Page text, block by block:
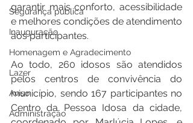
Segurança pública
Inauguração
Homenagem e Agradecimento
Lazer
Aviso
Administração
garantir mais conforto, acessibilidade
e melhores condições de atendimento
aos participantes.
Ao todo, 260 idosos são atendidos
pelos centros de convivência do
município, sendo 167 participantes no
Centro da Pessoa Idosa da cidade,